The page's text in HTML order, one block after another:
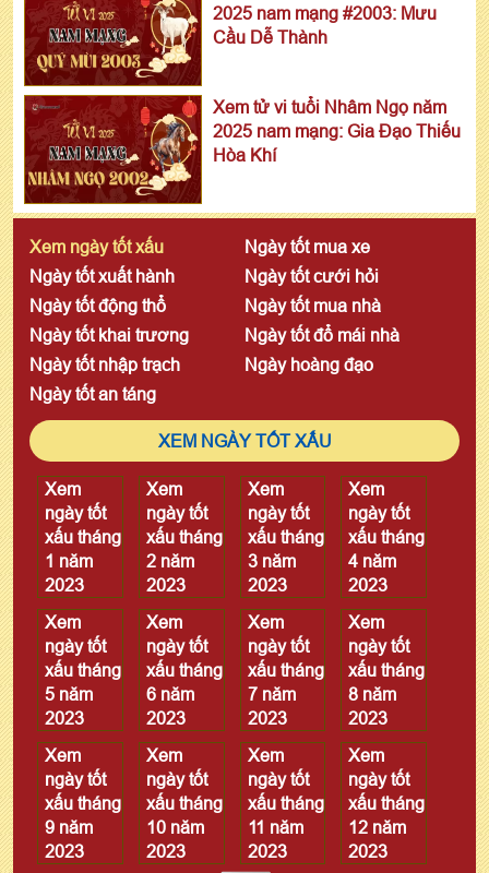
2025 nam mạng #2003: Mưu
Cầu Dễ Thành
Xem tử vi tuổi Nhâm Ngọ năm
2025 nam mạng: Gia Đạo Thiếu
Hòa Khí
Xem ngày tốt xấu
Ngày tốt mua xe
Ngày tốt xuất hành
Ngày tốt cưới hỏi
Ngày tốt động thổ
Ngày tốt mua nhà
Ngày tốt khai trương
Ngày tốt đổ mái nhà
Ngày tốt nhập trạch
Ngày hoàng đạo
Ngày tốt an táng
XEM NGÀY TỐT XẤU
Xem
ngày tốt
xấu tháng
1 năm
2023
Xem
ngày tốt
xấu tháng
2 năm
2023
Xem
ngày tốt
xấu tháng
3 năm
2023
Xem
ngày tốt
xấu tháng
4 năm
2023
Xem
ngày tốt
xấu tháng
5 năm
2023
Xem
ngày tốt
xấu tháng
6 năm
2023
Xem
ngày tốt
xấu tháng
7 năm
2023
Xem
ngày tốt
xấu tháng
8 năm
2023
Xem
ngày tốt
xấu tháng
9 năm
2023
Xem
ngày tốt
xấu tháng
10 năm
2023
Xem
ngày tốt
xấu tháng
11 năm
2023
Xem
ngày tốt
xấu tháng
12 năm
2023